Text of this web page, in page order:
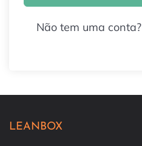
Não tem uma conta?
LEANBOX